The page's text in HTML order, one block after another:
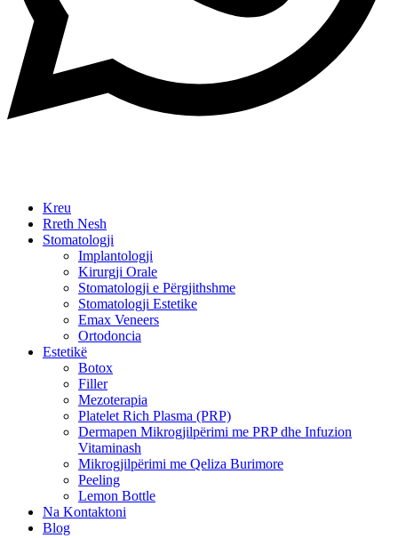
Kreu
Rreth Nesh
Stomatologji
Implantologji
Kirurgji Orale
Stomatologji e Përgjithshme
Stomatologji Estetike
Emax Veneers
Ortodoncia
Estetikë
Botox
Filler
Mezoterapia
Platelet Rich Plasma (PRP)
Dermapen Mikrogjilpërimi me PRP dhe Infuzion
Vitaminash
Mikrogjilpërimi me Qeliza Burimore
Peeling
Lemon Bottle
Na Kontaktoni
Blog